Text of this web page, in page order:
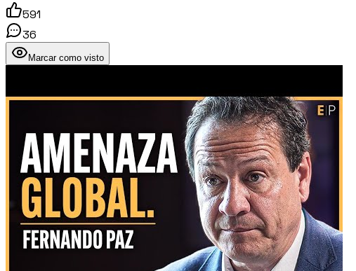
591
36
Marcar como visto